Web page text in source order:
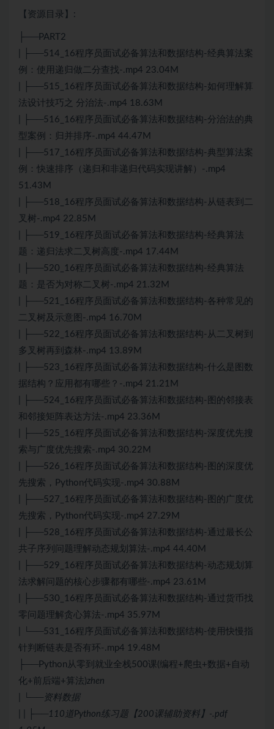
【资源目录】:
├──PART2
| ├──514_16程序员 面试 必备算法和数据结构 -经典算法案
例：使用递归做二分查找-.mp4 23.04M
| ├──515_16程序员 面试 必备算法和数据结构 -如何理解算
法设计技巧之 分治法-.mp4 18.63M
| ├──516_16程序员 面试 必备算法和数据结构 -分治法的典
型案例：归并排序-.mp4 44.47M
| ├──517_16程序员面试必备算法和数据结构-典型算法案
例：快速排序（递归和非递归代码实现讲解）-.mp4
51.43M
| ├──518_16程序员面试必备算法和数据结构-从链表到二
叉树-.mp4 22.85M
| ├──519_16程序员面试必备算法和数据结构-经典算法
题：递归法求二叉树高度-.mp4 17.44M
| ├──520_16程序员面试必备算法和数据结构-经典算法
题：是否为对称二叉树-.mp4 21.32M
| ├──521_16程序员面试必备算法和数据结构-各种常见的
二叉树及示意图-.mp4 16.70M
| ├──522_16程序员面试必备算法和数据结构-从二叉树到
多叉树再到森林-.mp4 13.89M
| ├──523_16程序员面试必备算法和数据结构-什么是图数
据结构？应用都有哪些？-.mp4 21.21M
| ├──524_16程序员面试必备算法和数据结构-图的邻接表
和邻接矩阵表达方法-.mp4 23.36M
| ├──525_16程序员面试必备算法和数据结构-深度优先搜
索与广度优先搜索-.mp4 30.22M
| ├──526_16程序员面试必备算法和数据结构-图的深度优
先搜索，Python代码实现-.mp4 30.88M
| ├──527_16程序员面试必备算法和数据结构-图的广度优
先搜索，Python代码实现-.mp4 27.29M
| ├──528_16程序员面试必备算法和数据结构-通过最长公
共子序列问题理解动态规划算法-.mp4 44.40M
| ├──529_16程序员面试必备算法和数据结构-动态规划算
法求解问题的核心步骤都有哪些-.mp4 23.61M
| ├──530_16程序员面试必备算法和数据结构-通过货币找
零问题理解贪心算法-.mp4 35.97M
| └──531_16程序员面试必备算法和数据结构-使用快慢指
针判断链表是否有环-.mp4 19.48M
├──Python从零到就业全栈500课(编程+爬虫+数据+自动
化+前后端+算法)zhen
| └──资料数据
| | ├──110道Python练习题【200课辅助资料】-.pdf